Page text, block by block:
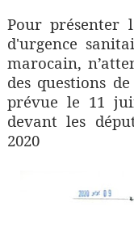
Pour présenter
d'urgence
marocain,
des questions
prévue le 11
devant les
2020